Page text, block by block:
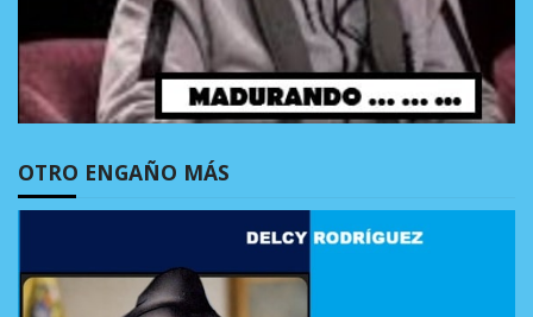
OTRO ENGAÑO MÁS